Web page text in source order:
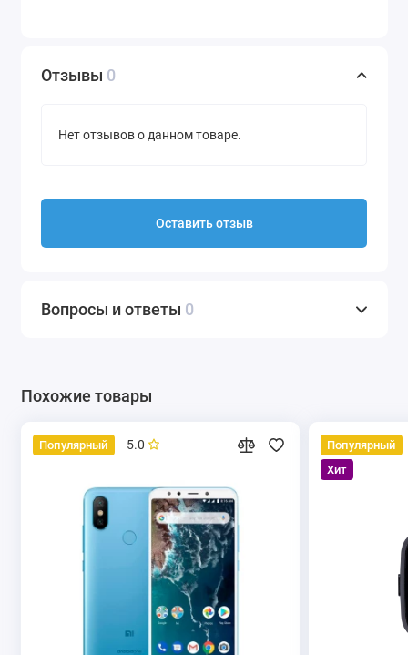
Отзывы 0
Нет отзывов о данном товаре.
Оставить отзыв
Вопросы и ответы 0
Похожие товары
Популярный 5.0
Популярный
Хит